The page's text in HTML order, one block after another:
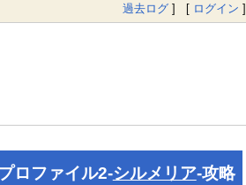
過去ログ ] [ ログイン ]
ロファイル2-シルメリア-攻略